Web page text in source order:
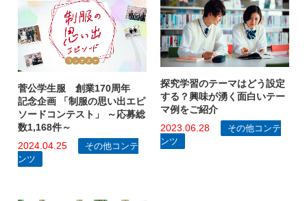
菅公学生服 創業170周年
記念企画 「制服の思い出エピ
ソードコンテスト」 ～応募総
数1,168件～
2024.04.25
その他コンテ
ンツ
探究学習のテーマはどう設定
する？興味が湧く面白いテー
マ例をご紹介
2023.06.28
その他コンテ
ンツ